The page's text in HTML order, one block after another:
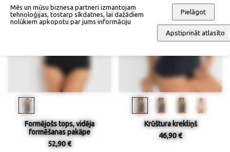
Formējošs tops, vidēja
formēšanas pakāpe
52,90 €
Krūštura krekliņš
46,90 €
Mēs un mūsu biznesa partneri izmantojam
tehnoloģijas, tostarp sīkdatnes, lai dažādiem
nolūkiem apkopotu par jums informāciju
Pielāgot
Apstiprināt atlasīto